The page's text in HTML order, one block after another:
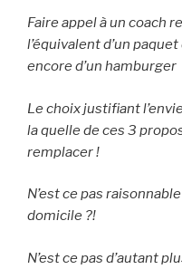
Faire appel à un coach
l’équivalent d’un
encore d’un hamburger
Le choix justifiant
la quelle de ces 3
remplacer !
N’est ce pas
domicile ?!
N’est ce pas d’autant